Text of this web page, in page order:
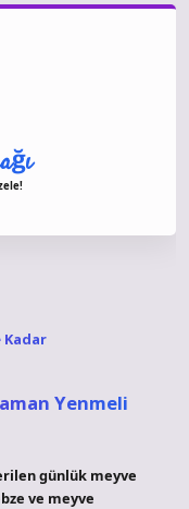
Kadar
Yenmeli
günlük meyve
ve meyve